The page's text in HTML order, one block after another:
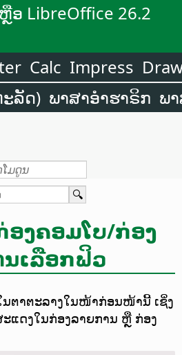
ອ LibreOffice 26.2
Calc Impress
ລັດ) ພາສາອຳຮາຣິກ ພ
ອງຄອມໂບ/ກ່ອງ
ເລືອກຟິວ
ຕາຕະລາງໃນໜ້າກ່ອນໜ້ານີ້ ເຊິ່ງ
ແດງໃນກ່ອງລາຍການ ຫຼື ກ່ອງ